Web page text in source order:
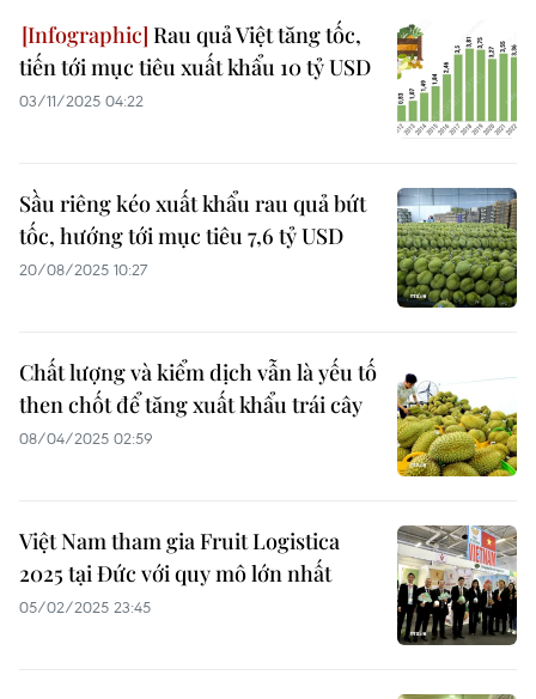
Rau quả Việt tăng tốc,
tiến tới mục tiêu xuất khẩu 10 tỷ USD
03/11/2025 04:22
Sầu riêng kéo xuất khẩu rau quả bứt
tốc, hướng tới mục tiêu 7,6 tỷ USD
20/08/2025 10:27
Chất lượng và kiểm dịch vẫn là yếu tố
then chốt để tăng xuất khẩu trái cây
08/04/2025 02:59
Việt Nam tham gia Fruit Logistica
2025 tại Đức với quy mô lớn nhất
05/02/2025 23:45